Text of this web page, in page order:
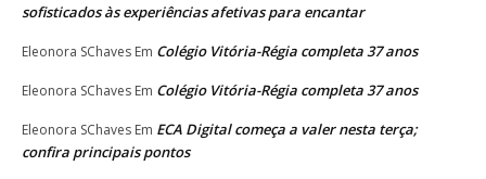
sofisticados às experiências afetivas para encantar
Eleonora SChaves Em Colégio Vitória-Régia completa 37 anos
Eleonora SChaves Em Colégio Vitória-Régia completa 37 anos
Eleonora SChaves Em ECA Digital começa a valer nesta terça;
confira principais pontos